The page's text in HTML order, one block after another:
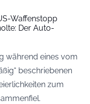
Waffenstopp
Der Auto-
während eines vom
beschriebenen
zum